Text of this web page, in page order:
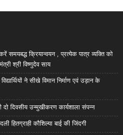
समयबद्ध क्रियान्वयन , प्रत्येक पात्र व्यक्ति को
श्री विष्णुदेव साय
ने सीखे विमान निर्माण एवं उड़ान के
दिवसीय उन्मुखीकरण कार्यशाला संपन्न
हितग्राही कौशिल्या बाई की जिंदगी